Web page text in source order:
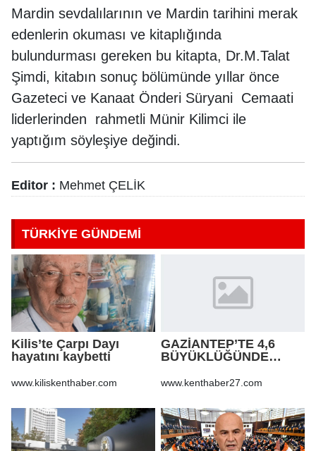
Mardin sevdalılarının ve Mardin tarihini merak
edenlerin okuması ve kitaplığında
bulundurması gereken bu kitapta, Dr.M.Talat
Şimdi, kitabın sonuç bölümünde yıllar önce
Gazeteci ve Kanaat Önderi Süryani Cemaati
liderlerinden rahmetli Münir Kilimci ile
yaptığım söyleşiye değindi.
Editor : Mehmet ÇELİK
TÜRKİYE GÜNDEMİ
Kilis’te Çarpı Dayı
hayatını kaybetti
www.kiliskenthaber.com
GAZİANTEP’TE 4,6
BÜYÜKLÜĞÜNDE
www.kenthaber27.com